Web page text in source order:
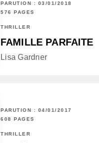
PARUTION : 03/01/2018
576 PAGES
THRILLER
FAMILLE PARFAITE
Lisa Gardner
PARUTION : 04/01/2017
608 PAGES
THRILLER